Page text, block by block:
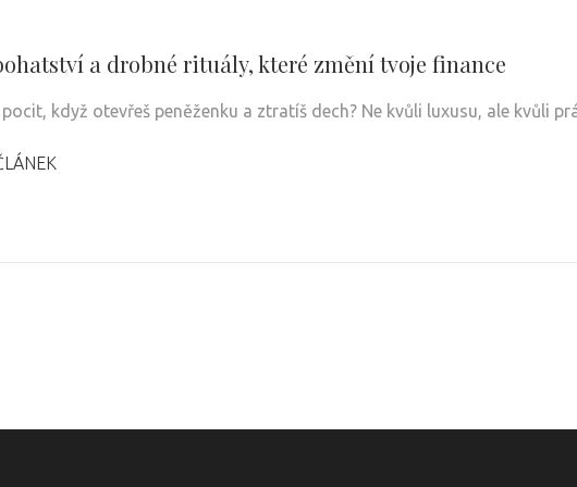
a drobné rituály, které změní tvoje finance
pocit, když otevřeš peněženku a ztratíš dech? Ne kvůli luxusu, ale kvůli